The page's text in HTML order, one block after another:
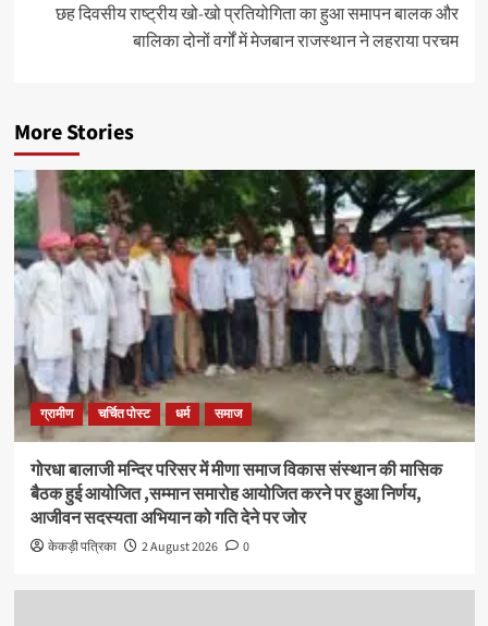
छह दिवसीय राष्ट्रीय खो-खो प्रतियोगिता का हुआ समापन बालक और
बालिका दोनों वर्गों में मेजबान राजस्थान ने लहराया परचम
More Stories
ग्रामीण चर्चित पोस्ट धर्म समाज
गोरधा बालाजी मन्दिर परिसर में मीणा समाज विकास संस्थान की मासिक
बैठक हुई आयोजित ,सम्मान समारोह आयोजित करने पर हुआ निर्णय,
आजीवन सदस्यता अभियान को गति देने पर जोर
केकड़ी पत्रिका 2 August 2026 0